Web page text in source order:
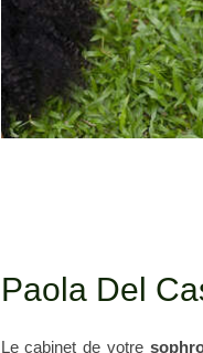
Paola Del
Le cabinet de votre